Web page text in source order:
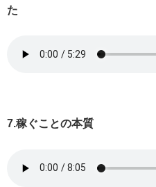
た
7.稼ぐことの本質